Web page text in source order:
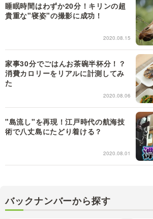
睡眠時間はわずか20分！キリンの超
貴重な"寝姿"の撮影に成功！
2020.08.15
家事30分でごはんお茶碗半杯分！？
消費カロリーをリアルに計測してみ
た
2020.08.06
"島流し"を再現！江戸時代の航海技
術で八丈島にたどり着ける？
2020.08.01
バックナンバーから探す